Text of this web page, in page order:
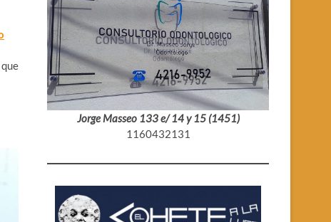
Jorge Masseo 133 e/ 14 y 15 (1451)
1160432131